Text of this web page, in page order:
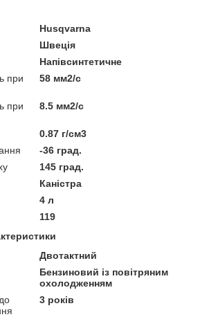
Husqvarna
Швеція
Напівсинтетичне
при
58 мм2/с
при
8.5 мм2/с
0.87 г/см3
-36 град.
145 град.
Каністра
4 л
119
Двотактний
Бензиновий із повітряним
охолодженням
3 років